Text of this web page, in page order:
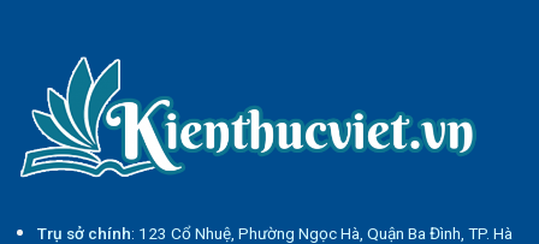
Trụ sở chính: 123 Cổ Nhuệ, Phường Ngọc Hà, Quận Ba Đình, TP. Hà